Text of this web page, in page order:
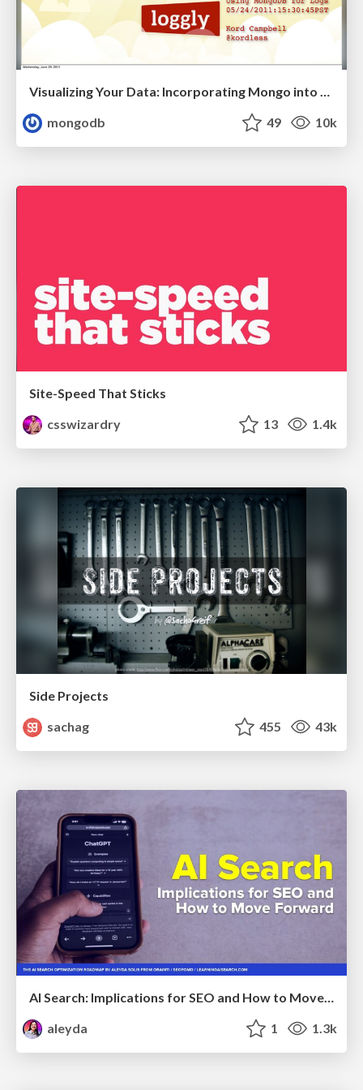
Visualizing Your Data: Incorporating Mongo into Loggly Infrastructure
mongodb
49 10k
Site-Speed That Sticks
csswizardry
13 1.4k
Side Projects
sachag
455 43k
AI Search: Implications for SEO and How to Move Forward - #ShenzhenSEOConference
aleyda
1 1.3k